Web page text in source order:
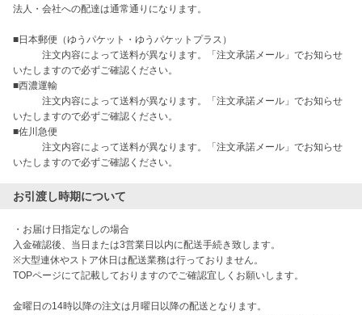
法人・会社への配達は通常通りになります。
■日本郵便（ゆうパケット・ゆうパケットプラス）
注文内容によって送料が異なります。「注文承諾メール」でお知らせ
いたしますので必ずご確認ください。
■西濃運輸
注文内容によって送料が異なります。「注文承諾メール」でお知らせ
いたしますので必ずご確認ください。
■佐川急便
注文内容によって送料が異なります。「注文承諾メール」でお知らせ
いたしますので必ずご確認ください。
お引渡し時期について
・お届け日指定なしの場合
入金確認後、当日または3営業日以内に配送手続き致します。
※大型連休やストア休日は配送業務は行っておりません。
TOPページにて記載しておりますのでご確認宜しくお願いします。
金曜日の14時以降の注文は月曜日以降の配送となります。